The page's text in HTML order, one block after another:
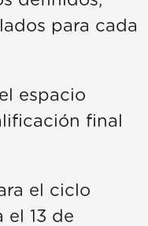
para cada
espacio
final
el ciclo
el 13 de